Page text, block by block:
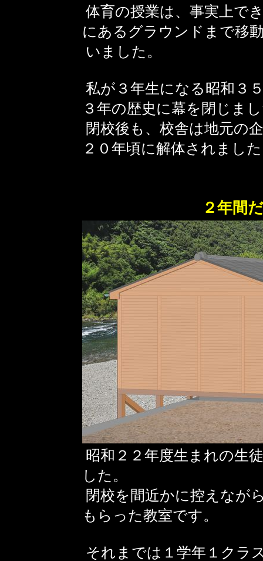
体育の授業は、事実上で
にあるグラウンドまで移
いました。
私が３年生になる昭和３
３年の歴史に幕を閉じま
閉校後も、校舎は地元の
２０年頃に解体されまし
２年間
昭和２２年度生まれの生
した。
閉校を間近かに控えなが
もらった教室です。
それまでは１学年１クラ